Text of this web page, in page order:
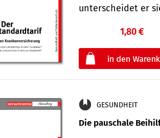
unterscheidet er
1,80 €
GESUNDHEIT
Die pauschale